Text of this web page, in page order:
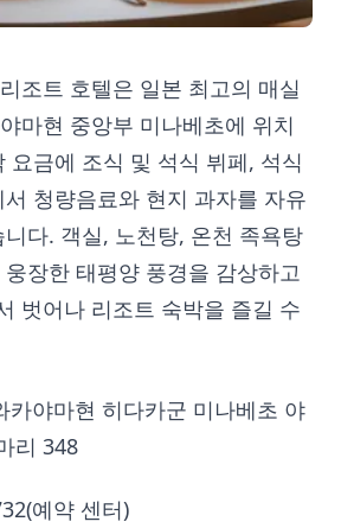
조트 호텔은 일본 최고의 매실
마현 중앙부 미나베초에 위치
요금에 조식 및 석식 뷔페, 석식
청량음료와 현지 과자를 자유
다. 객실, 노천탕, 온천 족욕탕
장한 태평양 풍경을 감상하고
벗어나 리조트 숙박을 즐길 수
카야마현 히다카군 미나베초 야
리 348
예약 센터)